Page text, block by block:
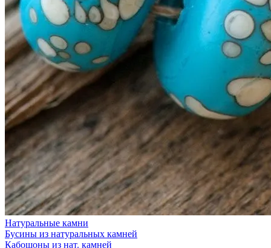
Натуральные камни
Бусины из натуральных камней
Кабошоны из нат. камней